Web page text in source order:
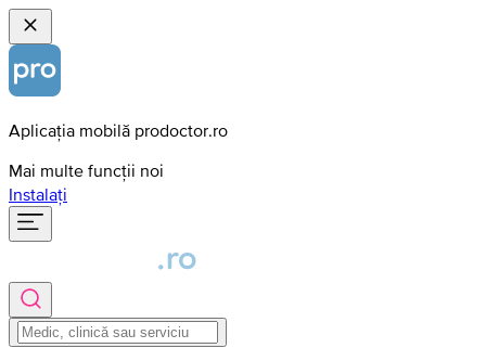
Aplicația mobilă prodoctor.ro
Mai multe funcții noi
Instalați